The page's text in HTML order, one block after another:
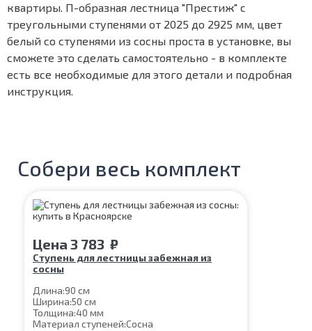
квартиры. П-образная лестница "Престиж" с
треугольными ступенями от 2025 до 2925 мм, цвет
белый со ступенями из сосны проста в установке, вы
сможете это сделать самостоятельно - в комплекте
есть все необходимые для этого детали и подробная
инструкция.
Собери весь комплект
Цена 3 783 ₽
Ступень для лестницы забежная из
сосны
Длина:90 см
Ширина:50 см
Толщина:40 мм
Материал ступеней:Сосна